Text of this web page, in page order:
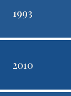
1993
2010